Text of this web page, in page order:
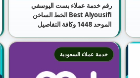
رقم خدمة عملاء بست اليوسفي
Best Alyousifi الخط الساخن
الموحد 1448 وكافة التفاصيل
خدمة عملاء السعودية